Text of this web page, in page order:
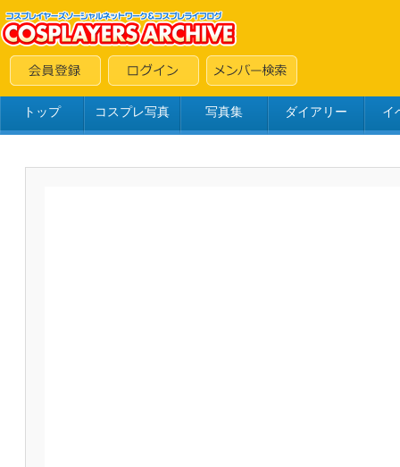
トップ コスプレ写真 写真集 ダイアリー イ